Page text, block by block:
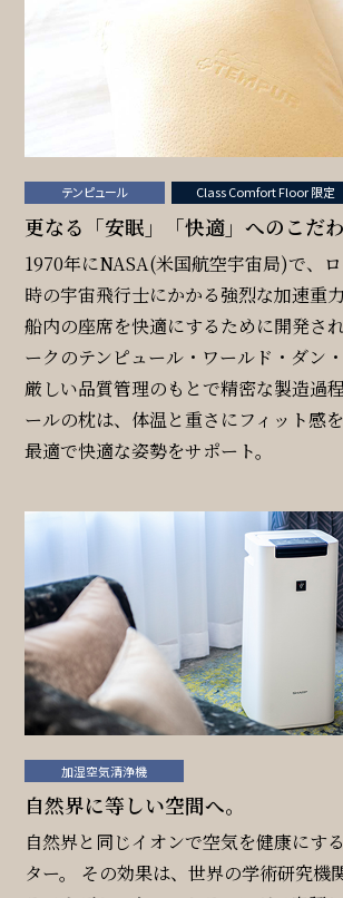
テンピュール Class Comfort Floor 限定
更なる「安眠」「快適」へのこだわ
1970年にNASA(米国航空宇宙局)で、
時の宇宙飛行士にかかる強烈な加速重
船内の座席を快適にするために開発さ
ークのテンピュール・ワールド・ダン
厳しい品質管理のもとで精密な製造過
ールの枕は、体温と重さにフィット感
最適で快適な姿勢をサポート。
加湿空気清浄機
自然界に等しい空間へ。
自然界と同じイオンで空気を健康にす
ター。 その効果は、世界の学術研究機